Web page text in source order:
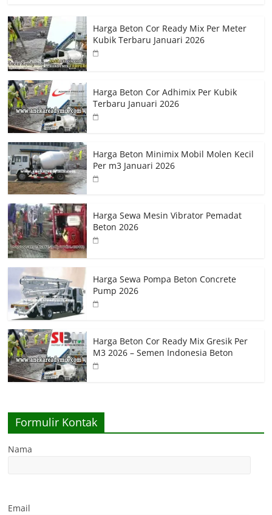
Harga Beton Cor Ready Mix Per Meter
Kubik Terbaru Januari 2026
Harga Beton Cor Adhimix Per Kubik
Terbaru Januari 2026
Harga Beton Minimix Mobil Molen Kecil
Per m3 Januari 2026
Harga Sewa Mesin Vibrator Pemadat
Beton 2026
Harga Sewa Pompa Beton Concrete
Pump 2026
Harga Beton Cor Ready Mix Gresik Per
M3 2026 – Semen Indonesia Beton
Formulir Kontak
Nama
Email